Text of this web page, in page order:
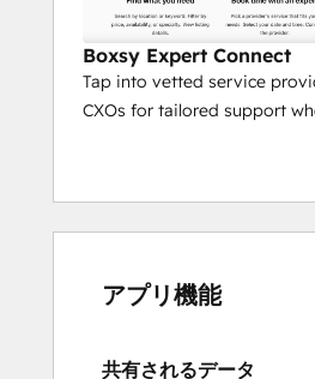
Boxsy Expert Connect
Tap into vetted service
CXOs for tailored support
アプリ機能
共有されるデータ